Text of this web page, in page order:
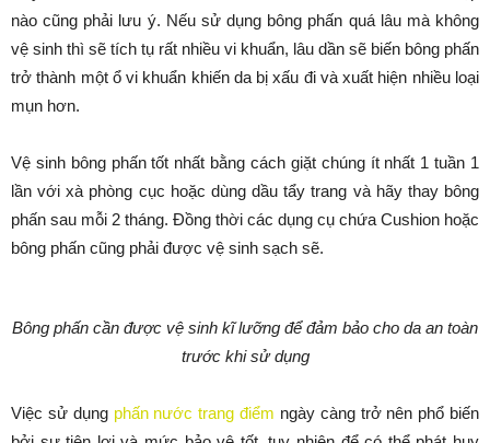
nào cũng phải lưu ý. Nếu sử dụng bông phấn quá lâu mà không
vệ sinh thì sẽ tích tụ rất nhiều vi khuẩn, lâu dần sẽ biến bông phấn
trở thành một ổ vi khuẩn khiến da bị xấu đi và xuất hiện nhiều loại
mụn hơn.
Vệ sinh bông phấn tốt nhất bằng cách giặt chúng ít nhất 1 tuần 1
lần với xà phòng cục hoặc dùng dầu tẩy trang và hãy thay bông
phấn sau mỗi 2 tháng. Đồng thời các dụng cụ chứa Cushion hoặc
bông phấn cũng phải được vệ sinh sạch sẽ.
Bông phấn cần được vệ sinh kĩ lưỡng để đảm bảo cho da an toàn
trước khi sử dụng
Việc sử dụng phấn nước trang điểm ngày càng trở nên phổ biến